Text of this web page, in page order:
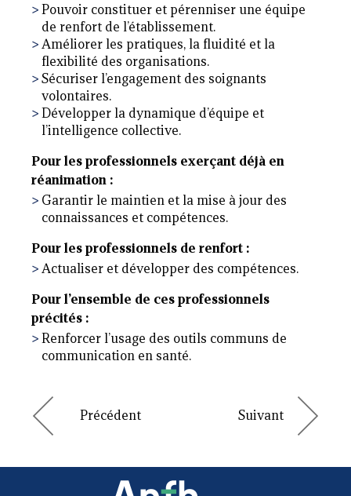
Pouvoir constituer et pérenniser une équipe
de renfort de l’établissement.
Améliorer les pratiques, la fluidité et la
flexibilité des organisations.
Sécuriser l’engagement des soignants
volontaires.
Développer la dynamique d’équipe et
l’intelligence collective.
Pour les professionnels exerçant déjà en
réanimation :
Garantir le maintien et la mise à jour des
connaissances et compétences.
Pour les professionnels de renfort :
Actualiser et développer des compétences.
Pour l’ensemble de ces professionnels
précités :
Renforcer l’usage des outils communs de
communication en santé.